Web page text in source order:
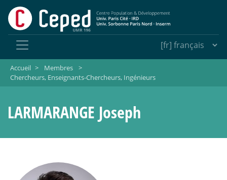
Accueil > Membres
>
Chercheurs, Enseignants-Chercheurs, Ingénieurs
LARMARANGE Joseph